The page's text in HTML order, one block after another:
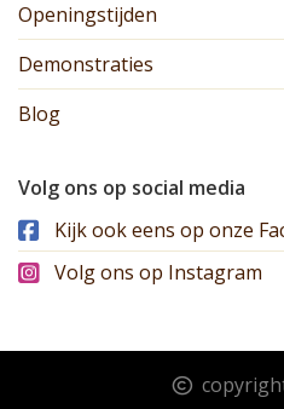
Openingstijden
Demonstraties
Blog
Volg ons op social media
Kijk ook eens op onze
Volg ons op Instagram